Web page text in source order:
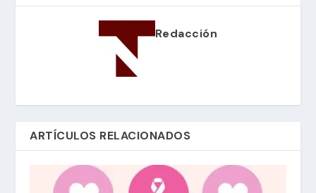
Redacción
ARTÍCULOS RELACIONADOS